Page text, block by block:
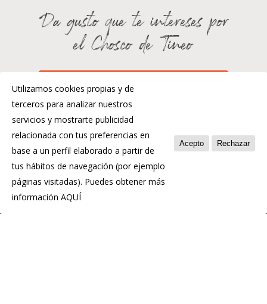
Da gusto que te intereses por
el Chosco de Tineo
¿HABLAMOS?
Utilizamos cookies propias y de
terceros para analizar nuestros
servicios y mostrarte publicidad
relacionada con tus preferencias en
base a un perfil elaborado a partir de
tus hábitos de navegación (por ejemplo
páginas visitadas). Puedes obtener más
información AQUÍ
Acepto Rechazar